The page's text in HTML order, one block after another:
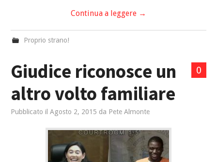
Continua a leggere →
Proprio strano!
0
Giudice riconosce un
altro volto familiare
Pubblicato ilAgosto 2, 2015 da Pete Almonte